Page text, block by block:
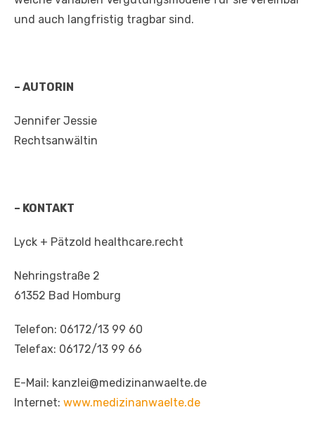
und auch langfristig tragbar sind.
– AUTORIN
Jennifer Jessie
Rechtsanwältin
– KONTAKT
Lyck + Pätzold healthcare.recht
Nehringstraße 2
61352 Bad Homburg
Telefon: 06172/13 99 60
Telefax: 06172/13 99 66
E-Mail: kanzlei@medizinanwaelte.de
Internet: www.medizinanwaelte.de